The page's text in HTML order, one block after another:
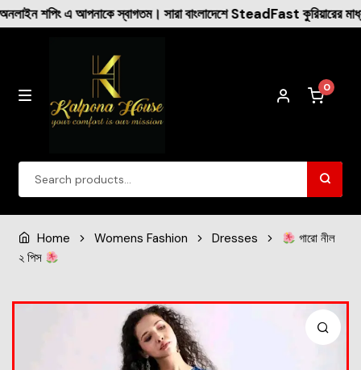
বাংলাদেশে SteadFast কুরিয়ারের মাধ্যমে ক্যাশ অন ডেলিভারি করা
0
Home Womens Fashion Dresses
গারো নীল
২ পিস